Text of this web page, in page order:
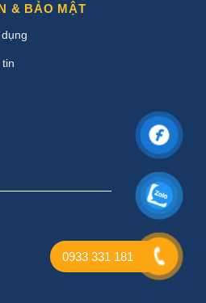
& BẢO MẬT
0933 331 181